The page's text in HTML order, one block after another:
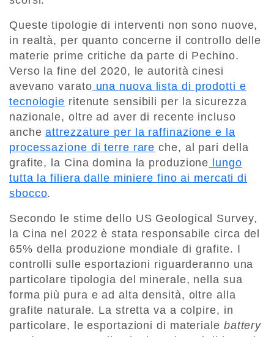
Queste tipologie di interventi non sono nuove,
in realtà, per quanto concerne il controllo delle
materie prime critiche da parte di Pechino.
Verso la fine del 2020, le autorità cinesi
avevano varato una nuova lista di prodotti e
tecnologie ritenute sensibili per la sicurezza
nazionale, oltre ad aver di recente incluso
ancheattrezzature per la raffinazione e la
processazione di terre rare che, al pari della
grafite, la Cina domina la produzione lungo
tutta la filiera dalle miniere fino ai mercati di
sbocco.
Secondo le stime dello US Geological Survey,
la Cina nel 2022 è stata responsabile circa del
65% della produzione mondiale di grafite. I
controlli sulle esportazioni riguarderanno una
particolare tipologia del minerale, nella sua
forma più pura e ad alta densità, oltre alla
grafite naturale. La stretta va a colpire, in
particolare, le esportazioni di materiale battery